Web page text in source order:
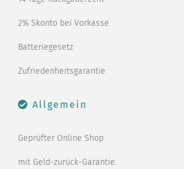
2% Skonto bei Vorkasse
Batteriegesetz
Zufriedenheitsgarantie
Allgemein
Geprüfter Online Shop
mit Geld-zurück-Garantie.